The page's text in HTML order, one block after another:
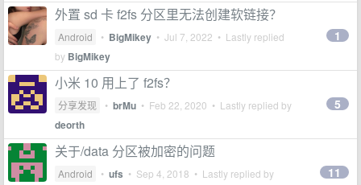
外置 sd 卡 f2fs 分区里无法创建软链接？
Android • BigMikey • Jul 7, 2022 • Lastly replied
by BigMikey
1
小米 10 用上了 f2fs？
分享发现 • brMu • Feb 22, 2020 • Lastly replied by
deorth
5
关于/data 分区被加密的问题
Android • ufs • Sep 4, 2018 • Lastly replied by 11